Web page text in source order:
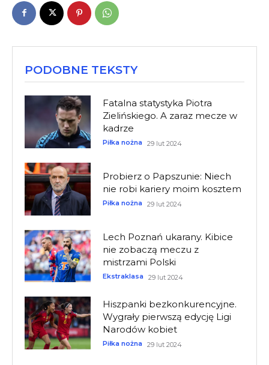
PODOBNE TEKSTY
Fatalna statystyka Piotra
Zielińskiego. A zaraz mecze w
kadrze
Piłka nożna 29 lut 2024
Probierz o Papszunie: Niech
nie robi kariery moim kosztem
Piłka nożna 29 lut 2024
Lech Poznań ukarany. Kibice
nie zobaczą meczu z
mistrzami Polski
Ekstraklasa 29 lut 2024
Hiszpanki bezkonkurencyjne.
Wygrały pierwszą edycję Ligi
Narodów kobiet
Piłka nożna 29 lut 2024